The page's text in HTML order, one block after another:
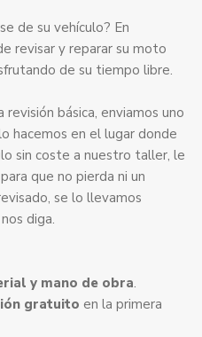
de su vehículo? En
revisar y reparar su moto
de su tiempo libre.
revisión básica, enviamos uno
hacemos en el lugar donde
sin coste a nuestro taller, le
que no pierda ni un
se lo llevamos
diga.
y mano de obra.
gratuito en la primera